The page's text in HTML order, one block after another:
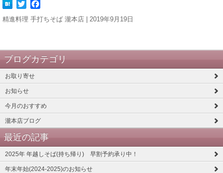
Twitter
精進料理 手打ちそば 瀧本店 | 2019年9月19日
ブログカテゴリ
お取り寄せ
お知らせ
今月のおすすめ
瀧本店ブログ
最近の記事
2025年 年越しそば(持ち帰り) 早割予約承り中！
年末年始(2024-2025)のお知らせ